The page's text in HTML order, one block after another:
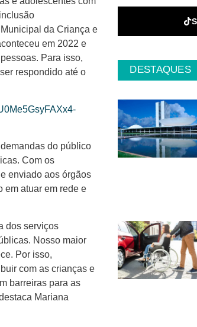
da Criança e
em 2022 e
Para isso,
respondido até o
do público
Com os
enviado aos órgãos
em atuar em rede e
dos serviços
Nosso maior
Por isso,
com as crianças e
barreiras para as
Mariana
DESTAQUES